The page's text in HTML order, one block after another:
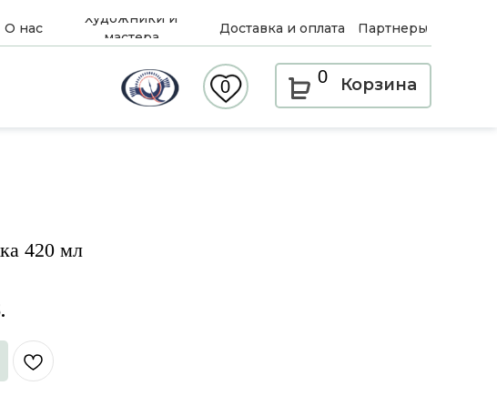
Корзина
0
0
О нас
Художники и
мастера
Доставка и оплата Партнеры
420 мл